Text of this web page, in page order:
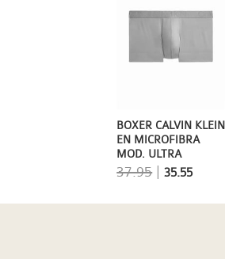
BOXER CALVIN KLEIN
EN MICROFIBRA
MOD. ULTRA
SUPPORT EN GRIS
ALEACIÓN
37.95|35.55